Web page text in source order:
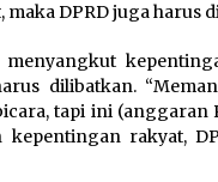
maka DPRD juga harus
dilibatkan.
tapi ini (anggaran
kepentingan rakyat,